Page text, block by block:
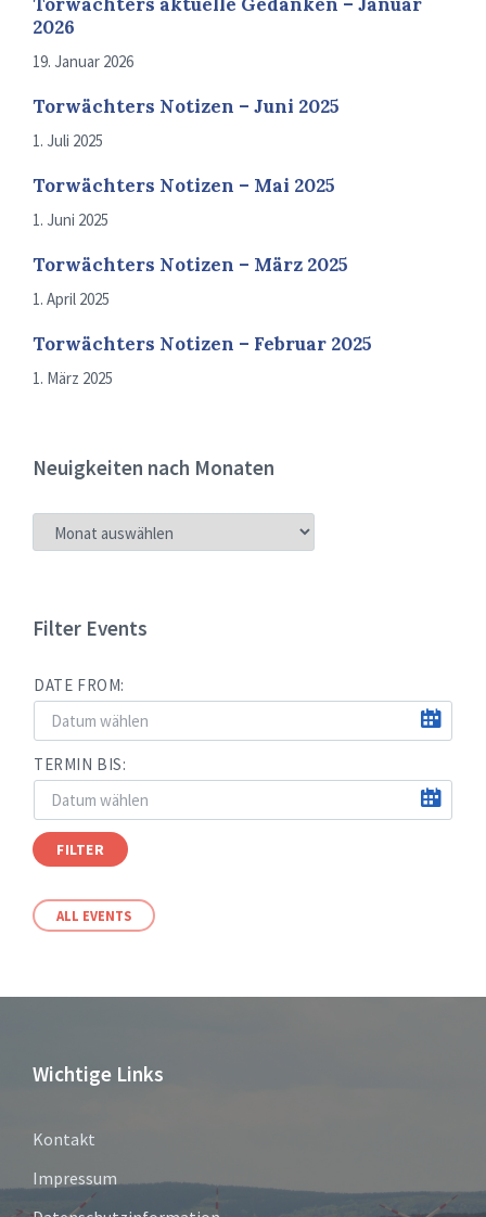
2026
19. Januar 2026
Torwächters Notizen – Juni 2025
1. Juli 2025
Torwächters Notizen – Mai 2025
1. Juni 2025
Torwächters Notizen – März 2025
1. April 2025
Torwächters Notizen – Februar 2025
1. März 2025
Neuigkeiten nach Monaten
NEUIGKEITEN
NACH
Filter Events
DATE FROM:
TERMIN BIS:
FILTER
ALL EVENTS
Wichtige Links
Kontakt
Impressum